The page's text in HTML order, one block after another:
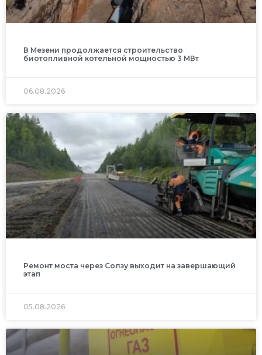
В Мезени продолжается строительство
биотопливной котельной мощностью 3 МВт
06.08.2026
Ремонт моста через Солзу выходит на завершающий
этап
05.08.2026